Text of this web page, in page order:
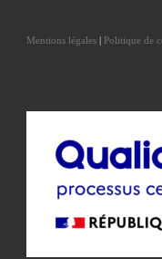
Mentions légales| Politique de